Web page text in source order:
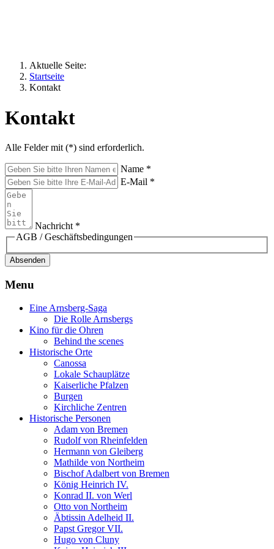
Aktuelle Seite:
Startseite
Kontakt
Kontakt
Alle Felder mit (*) sind erforderlich.
Name *
E-Mail *
Nachricht *
AGB / Geschäftsbedingungen
Absenden
Menu
Eine Arnsberg-Saga
Die Rolle Arnsbergs
Kino für die Ohren
Behind the scenes
Historische Orte
Canossa
Lokale Schauplätze
Kaiserliche Pfalzen
Burgen
Kirchliche Zentren
Historische Personen
Adam von Bremen
Rudolf von Rheinfelden
Hermann von Gleiberg
Mathilde von Northeim
Bischof Adalbert von Bremen
König Heinrich IV.
Konrad II. von Werl
Otto von Northeim
Äbtissin Adelheid II.
Papst Gregor VII.
Hugo von Cluny